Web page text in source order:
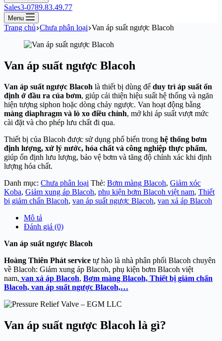
Sales3-0789.83.49.77
Menu
Trang chủ Chưa phân loại Van áp suất ngược Blacoh
Van áp suất ngược Blacoh
Van áp suất ngược Blacoh là thiết bị dùng để duy trì áp suất ổn
định ở đầu ra của bơm, giúp cải thiện hiệu suất hệ thống và ngăn
hiện tượng siphon hoặc dòng chảy ngược. Van hoạt động bằng
màng diaphragm và lò xo điều chỉnh, mở khi áp suất vượt mức
cài đặt và cho phép lưu chất đi qua.
Thiết bị của Blacoh được sử dụng phổ biến trong hệ thống bơm
định lượng, xử lý nước, hóa chất và công nghiệp thực phẩm,
giúp ổn định lưu lượng, bảo vệ bơm và tăng độ chính xác khi định
lượng hóa chất.
Danh mục: Chưa phân loại Thẻ: Bơm màng Blacoh, Giảm xóc
Koba, Giảm xung áp Blacoh, phụ kiện bơm Blacoh việt nam, Thiết
bị giảm chấn Blacoh, van áp suất ngược Blacoh, van xả áp Blacoh
Mô tả
Đánh giá (0)
Van áp suất ngược Blacoh
Hoàng Thiên Phát service tự hào là nhà phân phối Blacoh chuyên
về Blacoh: Giảm xung áp Blacoh, phụ kiện bơm Blacoh việt
nam, van xả áp Blacoh, Bơm màng Blacoh, Thiết bị giảm chấn
Blacoh, van áp suất ngược Blacoh,…
Van áp suất ngược Blacoh là gì?